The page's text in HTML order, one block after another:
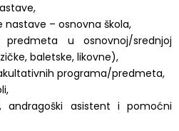
– osnovna škola,
u osnovnoj/srednjoj
baletske, likovne),
programa/predmeta,
andragoški asistent i pomoćni